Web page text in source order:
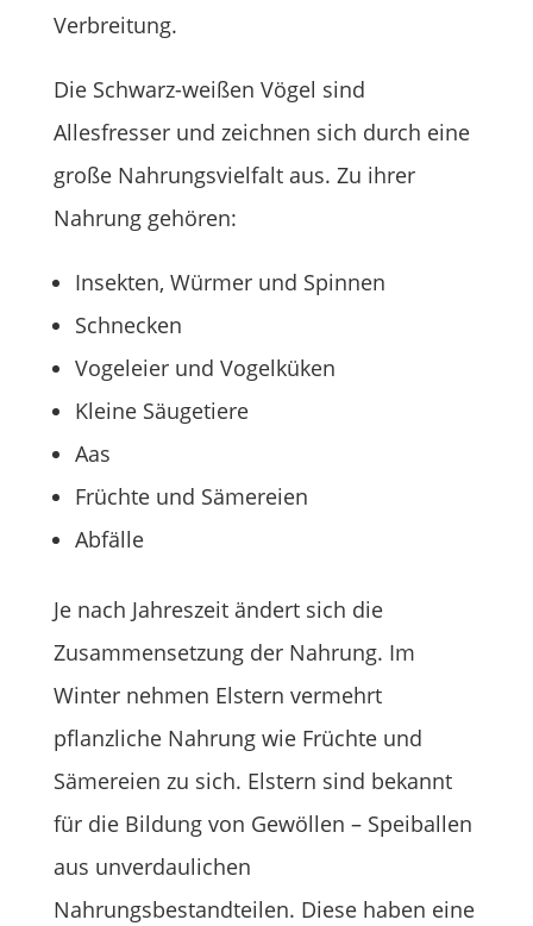
Verbreitung.
Die Schwarz-weißen Vögel sind
Allesfresser und zeichnen sich durch eine
große Nahrungsvielfalt aus. Zu ihrer
Nahrung gehören:
Insekten, Würmer und Spinnen
Schnecken
Vogeleier und Vogelküken
Kleine Säugetiere
Aas
Früchte und Sämereien
Abfälle
Je nach Jahreszeit ändert sich die
Zusammensetzung der Nahrung. Im
Winter nehmen Elstern vermehrt
pflanzliche Nahrung wie Früchte und
Sämereien zu sich. Elstern sind bekannt
für die Bildung von Gewöllen – Speiballen
aus unverdaulichen
Nahrungsbestandteilen. Diese haben eine